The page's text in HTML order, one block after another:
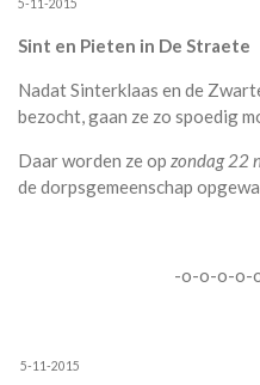
5-11-2015
Sint en Pieten in De Straete
Nadat Sinterklaas en de
bezocht, gaan ze zo spoedig
Daar worden ze op zondag 22
de dorpsgemeenschap
-o-o-o-o-
5-11-2015